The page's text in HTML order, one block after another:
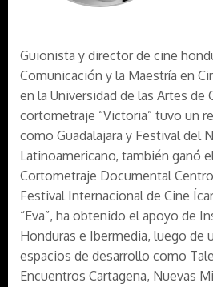
Guionista y director de cine
Comunicación y la Maestría en
en la Universidad de las Artes de
cortometraje “Victoria” tuvo un
como Guadalajara y Festival del
Latinoamericano, también ganó
Cortometraje Documental
Festival Internacional de Cine
“Eva”, ha obtenido el apoyo de
Honduras e Ibermedia, luego de
espacios de desarrollo como
Encuentros Cartagena, Nuevas